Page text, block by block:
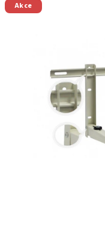
hvězdiček.
Akce